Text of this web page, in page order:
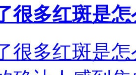
很多红斑是
很多红斑是